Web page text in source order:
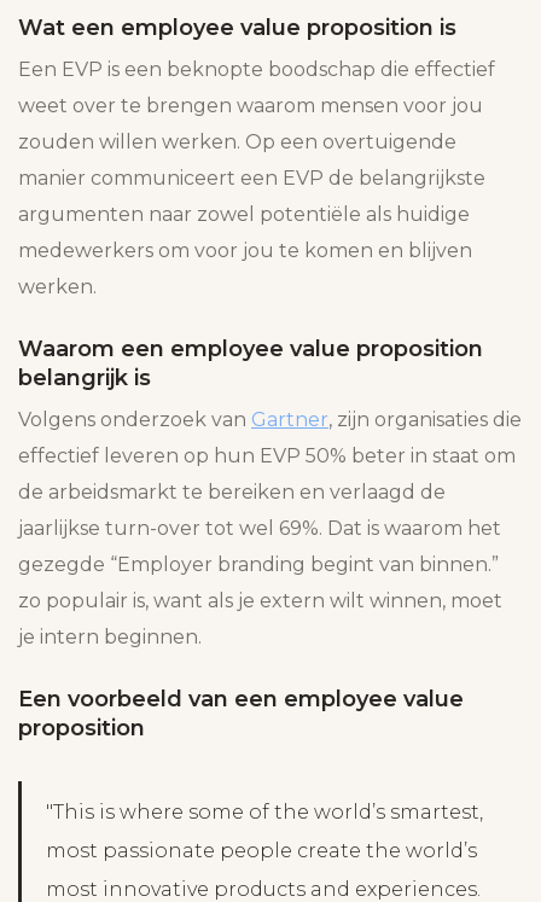
Wat een employee value proposition is
Een EVP is een beknopte boodschap die effectief
weet over te brengen waarom mensen voor jou
zouden willen werken. Op een overtuigende
manier communiceert een EVP de belangrijkste
argumenten naar zowel potentiële als huidige
medewerkers om voor jou te komen en blijven
werken.
Waarom een employee value proposition
belangrijk is
Volgens onderzoek van Gartner, zijn organisaties die
effectief leveren op hun EVP 50% beter in staat om
de arbeidsmarkt te bereiken en verlaagd de
jaarlijkse turn-over tot wel 69%. Dat is waarom het
gezegde “Employer branding begint van binnen.”
zo populair is, want als je extern wilt winnen, moet
je intern beginnen.
Een voorbeeld van een employee value
proposition
"This is where some of the world’s smartest,
most passionate people create the world’s
most innovative products and experiences.